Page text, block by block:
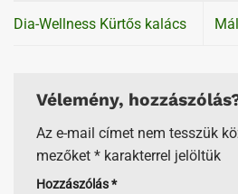
Dia-Wellness Kürtős kalács
Vélemény,
Az e-mail címet nem tesszük
mezőket * karakterrel jelöltük
Hozzászólás*